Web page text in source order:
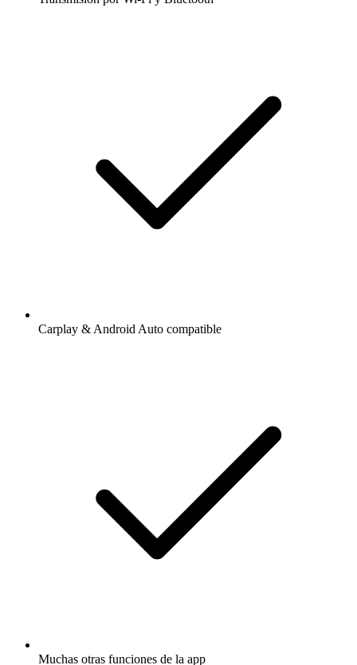
Carplay & Android Auto compatible
Muchas otras funciones de la app